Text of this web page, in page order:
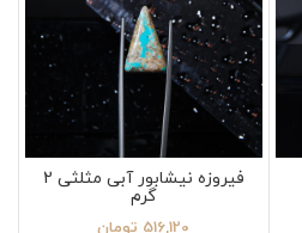
فیروزه نیشابور آبی مثلثی 2
گرم
516,120 تومان